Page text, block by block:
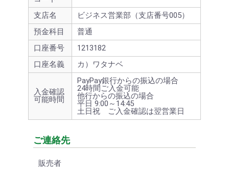
支店名
ビジネス営業部（支店番号005）
預金科目
普通
口座番号
1213182
口座名義
カ）ワタナベ
入金確認
可能時間
PayPay銀行からの振込の場合
24時間ご入金可能
他行からの振込の場合
平日 9:00～14:45
土日祝 ご入金確認は翌営業日
ご連絡先
販売者